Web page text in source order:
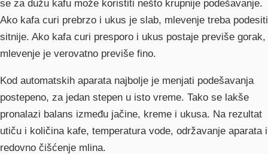
se za dužu kafu može koristiti nešto krupnije podešavanje.
Ako kafa curi prebrzo i ukus je slab, mlevenje treba podesiti
sitnije. Ako kafa curi presporo i ukus postaje previše gorak,
mlevenje je verovatno previše fino.
Kod automatskih aparata najbolje je menjati podešavanja
postepeno, za jedan stepen u isto vreme. Tako se lakše
pronalazi balans između jačine, kreme i ukusa. Na rezultat
utiču i količina kafe, temperatura vode, održavanje aparata i
redovno čišćenje mlina.